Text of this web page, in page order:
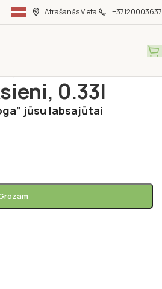
Atrašanās Vieta +37120003637
0.33l
jūsu labsajūtai